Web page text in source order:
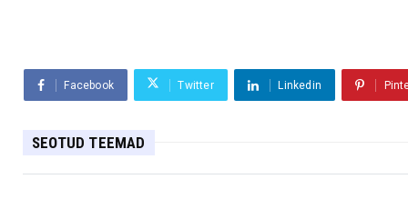
Facebook Twitter Linkedin
SEOTUD TEEMAD